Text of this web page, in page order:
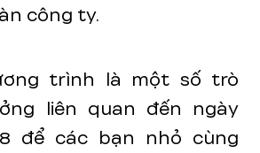
công ty.
trình là một số trò
liên quan đến ngày
để các bạn nhỏ cùng